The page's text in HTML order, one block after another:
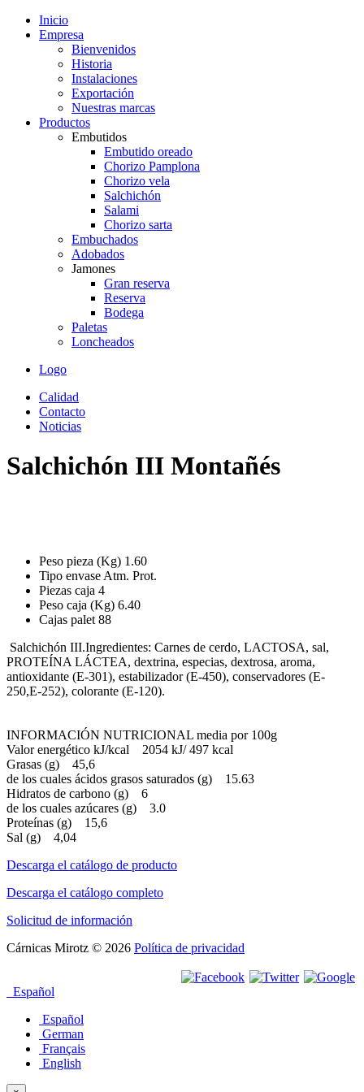
Inicio
Empresa
Bienvenidos
Historia
Instalaciones
Exportación
Nuestras marcas
Productos
Embutidos
Embutido oreado
Chorizo Pamplona
Chorizo vela
Salchichón
Salami
Chorizo sarta
Embuchados
Adobados
Jamones
Gran reserva
Reserva
Bodega
Paletas
Loncheados
Logo
Calidad
Contacto
Noticias
Salchichón III Montañés
Peso pieza (Kg) 1.60
Tipo envase Atm. Prot.
Piezas caja 4
Peso caja (Kg) 6.40
Cajas palet 88
Salchichón III.Ingredientes: Carnes de cerdo, LACTOSA, sal,
PROTEÍNA LÁCTEA, dextrina, especias, dextrosa, aroma,
antioxidante (E-301), estabilizador (E-450), conservadores (E-
250,E-252), colorante (E-120).
INFORMACIÓN NUTRICIONAL media por 100g
Valor energético kJ/kcal 2054 kJ/ 497 kcal
Grasas (g) 45,6
de los cuales ácidos grasos saturados (g) 15.63
Hidratos de carbono (g) 6
de los cuales azúcares (g) 3.0
Proteínas (g) 15,6
Sal (g) 4,04
Descarga el catálogo de producto
Descarga el catálogo completo
Solicitud de información
Cárnicas Mirotz © 2026 Política de privacidad
Español
Español
German
Français
English